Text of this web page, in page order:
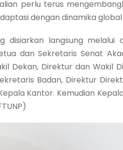
perlu terus
dengan dinamika
langsung melalui
dan Sekretaris Senat
Dekan, Direktur dan Wakil
Badan, Direktur
Kantor. Kemudian